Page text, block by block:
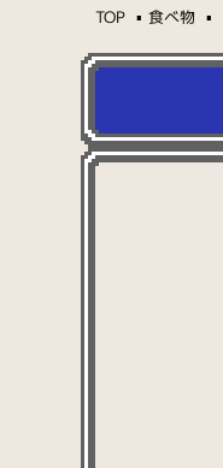
TOP 食べ物